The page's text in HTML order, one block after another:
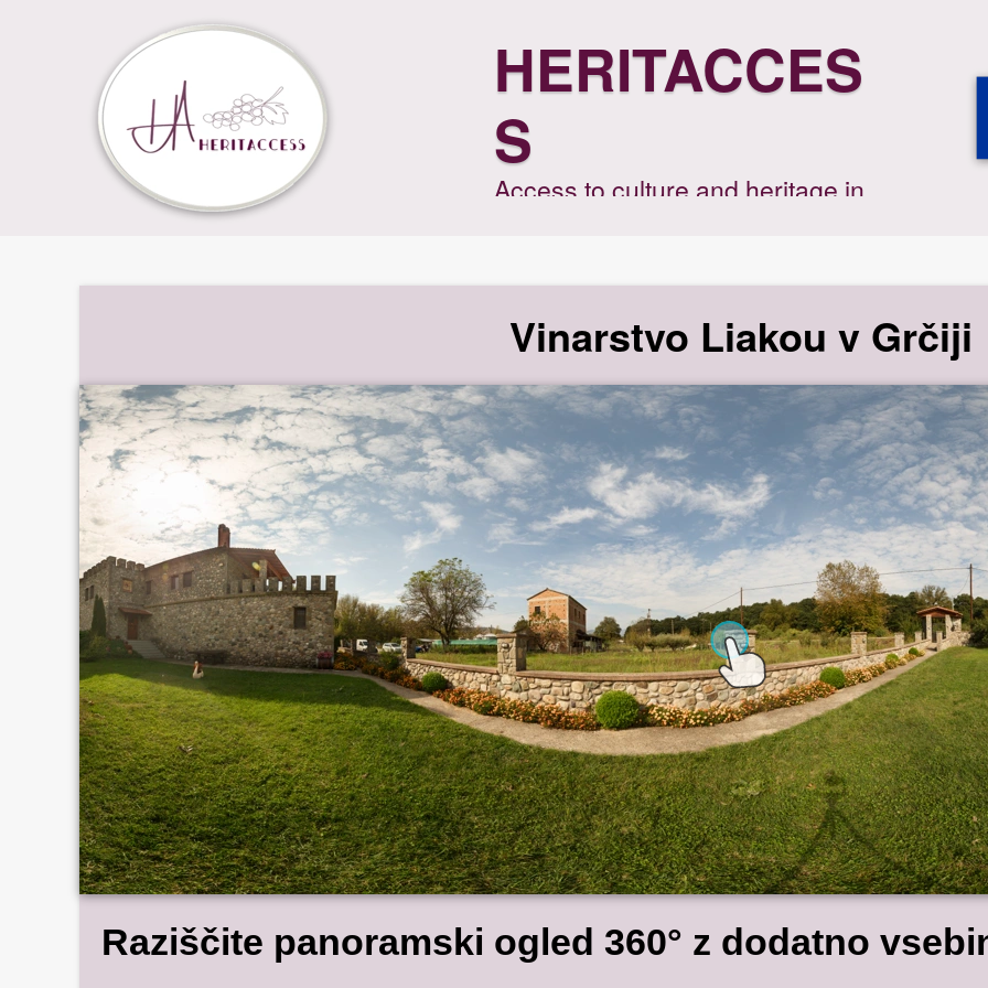
HERITACCES
S
Access to culture and heritage in
Vinarstvo Liakou v Grčiji
Raziščite panoramski ogled 360° z dodatno